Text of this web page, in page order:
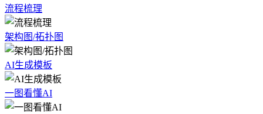
流程梳理
架构图/拓扑图
AI生成模板
一图看懂AI